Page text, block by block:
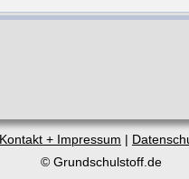
Kontakt + Impressum
© Grundschulstoff.de